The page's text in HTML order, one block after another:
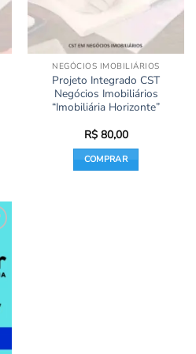
NEGÓCIOS IMOBILIÁRIOS
Projeto Integrado CST
Negócios Imobiliários
“Imobiliária Horizonte”
R$80,00
COMPRAR